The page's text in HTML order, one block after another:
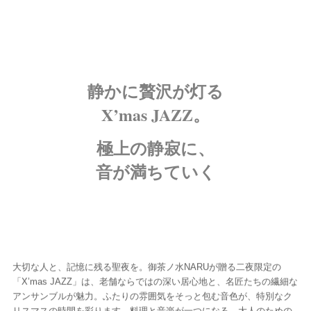
静かに贅沢が灯る
X’mas JAZZ。
極上の静寂に、
音が満ちていく
大切な人と、記憶に残る聖夜を。御茶ノ水NARUが贈る二夜限定の
「X’mas JAZZ」は、老舗ならではの深い居心地と、名匠たちの繊細な
アンサンブルが魅力。ふたりの雰囲気をそっと包む音色が、特別なク
リスマスの時間を彩ります。料理と音楽が一つになる、大人のための